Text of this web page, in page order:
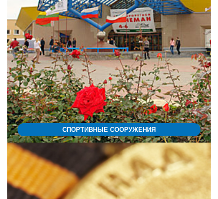
СПОРТИВНЫЕ СООРУЖЕНИЯ